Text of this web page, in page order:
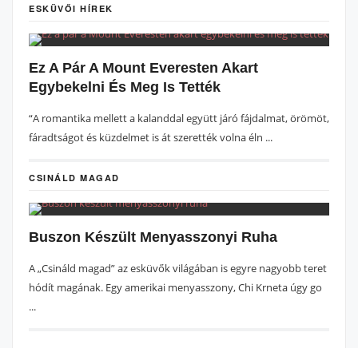
ESKÜVŐI HÍREK
Ez A Pár A Mount Everesten Akart
Egybekelni És Meg Is Tették
“A romantika mellett a kalanddal együtt járó fájdalmat, örömöt,
fáradtságot és küzdelmet is át szerették volna éln ...
CSINÁLD MAGAD
Buszon Készült Menyasszonyi Ruha
A „Csináld magad” az esküvők világában is egyre nagyobb teret
hódít magának. Egy amerikai menyasszony, Chi Krneta úgy go
...